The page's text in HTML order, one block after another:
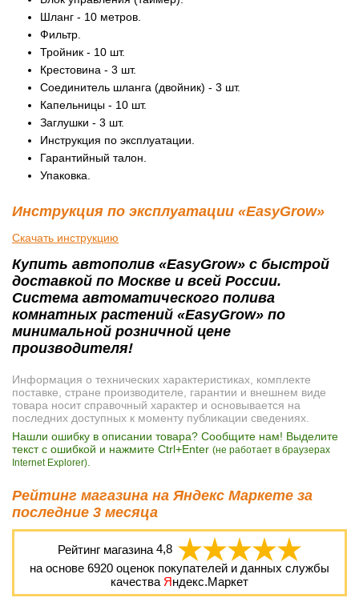
Шланг - 10 метров.
Фильтр.
Тройник - 10 шт.
Крестовина - 3 шт.
Соединитель шланга (двойник) - 3 шт.
Капельницы - 10 шт.
Заглушки - 3 шт.
Инструкция по эксплуатации.
Гарантийный талон.
Упаковка.
Инструкция по эксплуатации «EasyGrow»
Скачать инструкцию
Купить автополив «EasyGrow» с быстрой
доставкой по Москве и всей России.
Система автоматического полива
комнатных растений «EasyGrow» по
минимальной розничной цене
производителя!
Информация о технических характеристиках, комплекте
поставке, стране производителе, гарантии и внешнем виде
товара носит справочный характер и основывается на
последних доступных к моменту публикации сведениях.
Нашли ошибку в описании товара? Сообщите нам! Выделите
текст с ошибкой и нажмите Ctrl+Enter (не работает в браузерах
Internet Explorer)
Рейтинг магазина на Яндекс Маркете за
последние 3 месяца
Рейтинг магазина 4,8
на основе 6920 оценок покупателей и данных службы
качества Яндекс.Маркет